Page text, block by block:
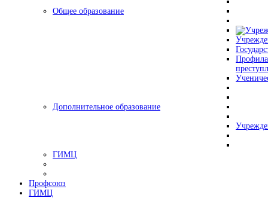
Общее образование
Дополнительное образование
ГИМЦ
Профсоюз
ГИМЦ